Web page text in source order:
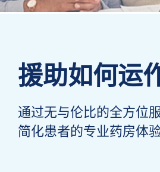
援助如何运
通过无与伦比的全方位
简化患者的专业药房体